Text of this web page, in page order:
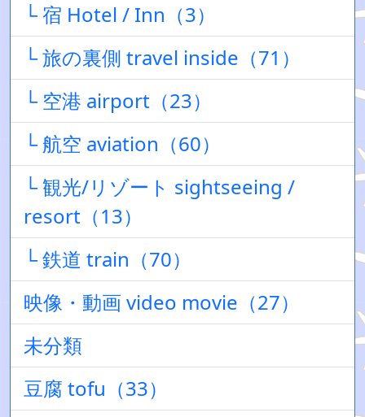
└ 宿 Hotel / Inn（3）
└ 旅の裏側 travel inside（71）
└ 空港 airport（23）
└ 航空 aviation（60）
└ 観光/リゾート sightseeing /
resort（13）
└ 鉄道 train（70）
映像・動画 video movie（27）
未分類
豆腐 tofu（33）